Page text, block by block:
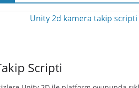
Scripti